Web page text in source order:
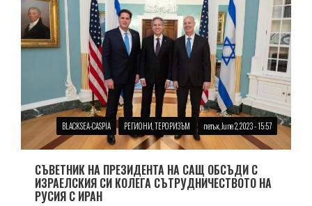
BLACKSEA-CASPIA РЕГИОНИ, ТЕРОРИЗЪМ петък, June 2, 2023 - 15:57
СЪВЕТНИК НА ПРЕЗИДЕНТА НА САЩ ОБСЪДИ С
ИЗРАЕЛСКИЯ СИ КОЛЕГА СЪТРУДНИЧЕСТВОТО НА
РУСИЯ С ИРАН